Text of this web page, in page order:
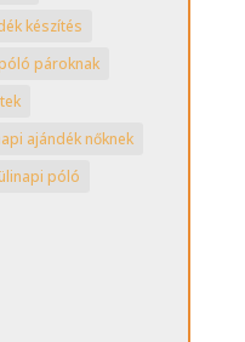
készítés
pároknak
ajándék nőknek
póló